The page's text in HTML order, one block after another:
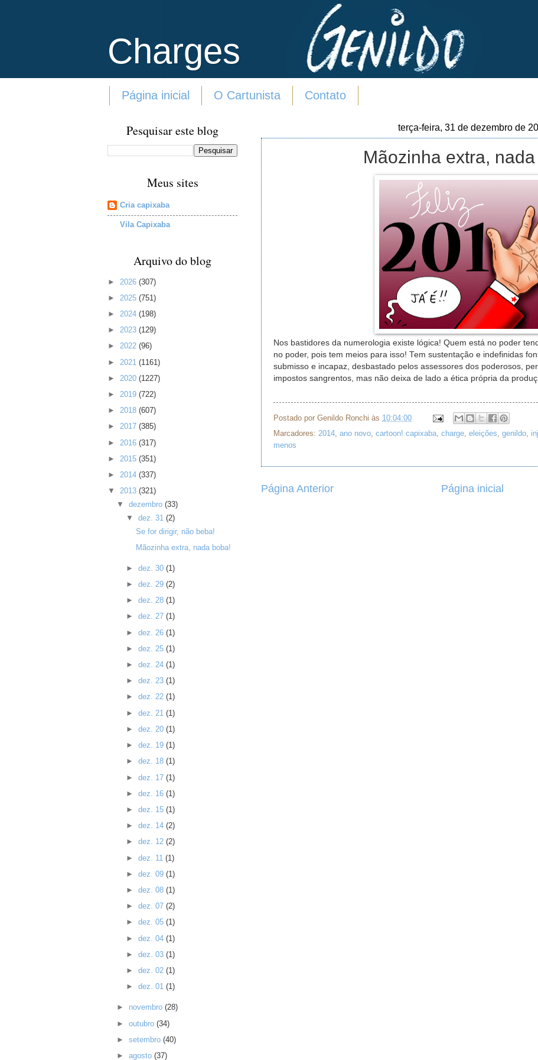
Charges
Página inicial O Cartunista Contato
terça-feira, 31 de dezembro de
Mãozinha extra,
Nos bastidores da numerologia existe lógica! Quem está no poder
no poder, pois tem meios para isso! Tem sustentação e indefinidas
submisso e incapaz, desbastado pelos assessores dos poderosos,
impostos sangrentos, mas não deixa de lado a ética própria da
Postado por Genildo Ronchi às 10:04:00
Marcadores: 2014, ano novo, cartoon! capixaba, charge, eleições, genildo,
menos
Página Anterior Página inicial
Pesquisar este blog
Meus sites
Cria capixaba
Vila Capixaba
Arquivo do blog
► 2026 (307)
► 2025 (751)
► 2024 (198)
► 2023 (129)
► 2022 (96)
► 2021 (1161)
► 2020 (1227)
► 2019 (722)
► 2018 (607)
► 2017 (385)
► 2016 (317)
► 2015 (351)
► 2014 (337)
▼ 2013 (321)
▼dezembro(33)
▼ dez. 31 (2)
Se for dirigir, não beba!
Mãozinha extra, nada boba!
► dez. 30 (1)
► dez. 29 (2)
► dez. 28 (1)
► dez. 27 (1)
► dez. 26 (1)
► dez. 25 (1)
► dez. 24 (1)
► dez. 23 (1)
► dez. 22 (1)
► dez. 21 (1)
► dez. 20 (1)
► dez. 19 (1)
► dez. 18 (1)
► dez. 17 (1)
► dez. 16 (1)
► dez. 15 (1)
► dez. 14 (2)
► dez. 12 (2)
► dez. 11 (1)
► dez. 09 (1)
► dez. 08 (1)
► dez. 07 (2)
► dez. 05 (1)
► dez. 04 (1)
► dez. 03 (1)
► dez. 02 (1)
► dez. 01 (1)
► novembro(28)
►outubro(34)
►setembro(40)
►agosto(37)